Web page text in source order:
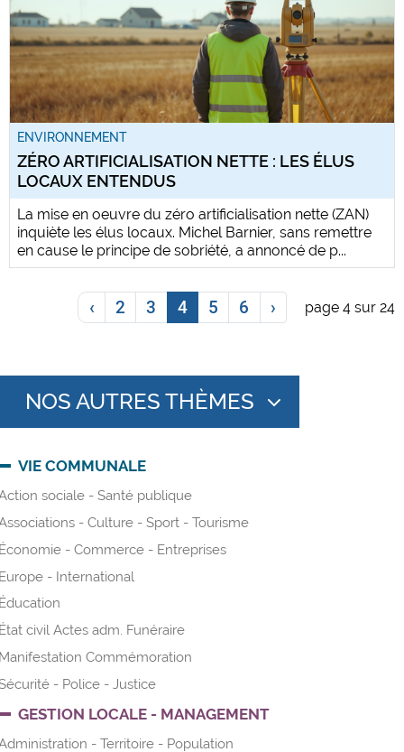
ENVIRONNEMENT
ZÉRO ARTIFICIALISATION NETTE : LES ÉLUS
LOCAUX ENTENDUS
La mise en oeuvre du zéro artificialisation nette (ZAN)
inquiète les élus locaux. Michel Barnier, sans remettre
en cause le principe de sobriété, a annoncé de p...
‹ 2 3 4 5 6 › page 4 sur 24
NOS AUTRES THÈMES
VIE COMMUNALE
sociale - Santé publique
- Culture - Sport - Tourisme
- Commerce - Entreprises
- International
civil Actes adm. Funéraire
Commémoration
- Police - Justice
GESTION LOCALE - MANAGEMENT
- Territoire - Population